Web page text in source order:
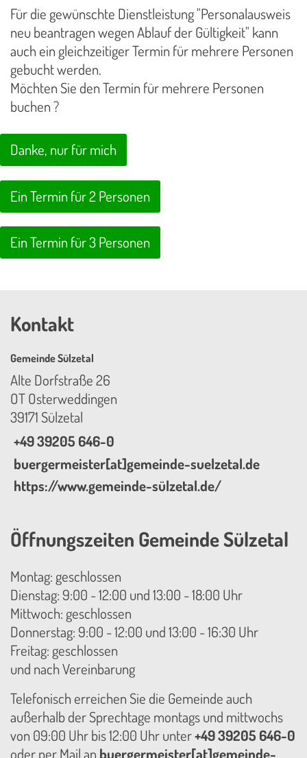
Für die gewünschte Dienstleistung "Personalausweis
neu beantragen wegen Ablauf der Gültigkeit" kann
auch ein gleichzeitiger Termin für mehrere Personen
gebucht werden.
Möchten Sie den Termin für mehrere Personen
buchen ?
Danke, nur für mich
Ein Termin für 2 Personen
Ein Termin für 3 Personen
Kontakt
Gemeinde Sülzetal
Alte Dorfstraße 26
OT Osterweddingen
39171 Sülzetal
+49 39205 646-0
buergermeister[at]gemeinde-suelzetal.de
https://www.gemeinde-sülzetal.de/
Öffnungszeiten Gemeinde Sülzetal
Montag: geschlossen
Dienstag: 9:00 - 12:00 und 13:00 - 18:00 Uhr
Mittwoch: geschlossen
Donnerstag: 9:00 - 12:00 und 13:00 - 16:30 Uhr
Freitag: geschlossen
und nach Vereinbarung
Telefonisch erreichen Sie die Gemeinde auch
außerhalb der Sprechtage montags und mittwochs
von 09:00 Uhr bis 12:00 Uhr unter+49 39205 646-0
oder per Mail an buergermeister[at]gemeinde-